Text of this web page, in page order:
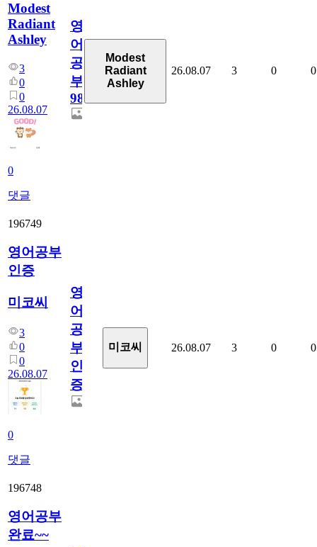
Modest
Radiant
Ashley
3
0
0
26.08.07
0
댓글
영
어
공
부
98
Modest
Radiant
Ashley
26.08.07 3 0 0
196749
영어공부
인증
미코씨
3
0
0
26.08.07
0
댓글
영
어
공
부
인
증
미코씨 26.08.07 3 0 0
196748
영어공부
완료~~